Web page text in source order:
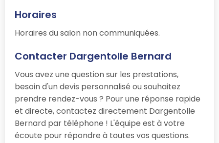
Horaires
Horaires du salon non communiquées.
Contacter Dargentolle Bernard
Vous avez une question sur les prestations,
besoin d'un devis personnalisé ou souhaitez
prendre rendez-vous ? Pour une réponse rapide
et directe, contactez directement Dargentolle
Bernard par téléphone ! L'équipe est à votre
écoute pour répondre à toutes vos questions.